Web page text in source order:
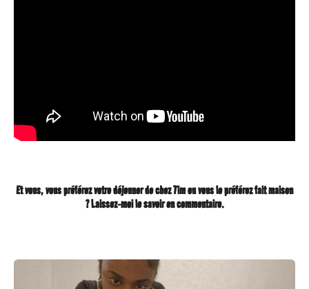
Et vous, vous préférez votre déjeuner de chez Tim ou vous le préférez fait maison
? Laissez-moi le savoir en commentaire.